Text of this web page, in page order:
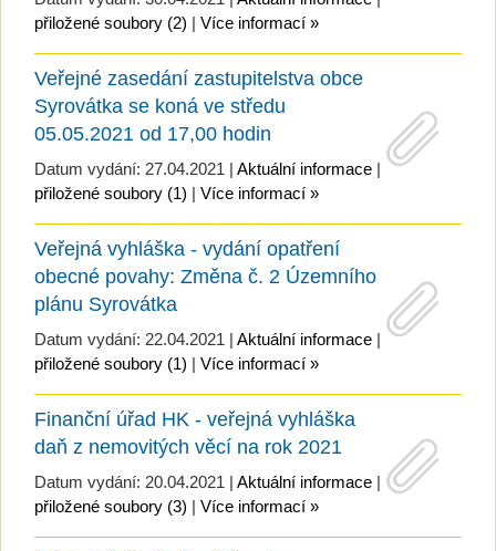
přiložené soubory (2) | Více informací »
Veřejné zasedání zastupitelstva obce
Syrovátka se koná ve středu
05.05.2021 od 17,00 hodin
Datum vydání: 27.04.2021 | Aktuální informace |
přiložené soubory (1) | Více informací »
Veřejná vyhláška - vydání opatření
obecné povahy: Změna č. 2 Územního
plánu Syrovátka
Datum vydání: 22.04.2021 | Aktuální informace |
přiložené soubory (1) | Více informací »
Finanční úřad HK - veřejná vyhláška
daň z nemovitých věcí na rok 2021
Datum vydání: 20.04.2021 | Aktuální informace |
přiložené soubory (3) | Více informací »